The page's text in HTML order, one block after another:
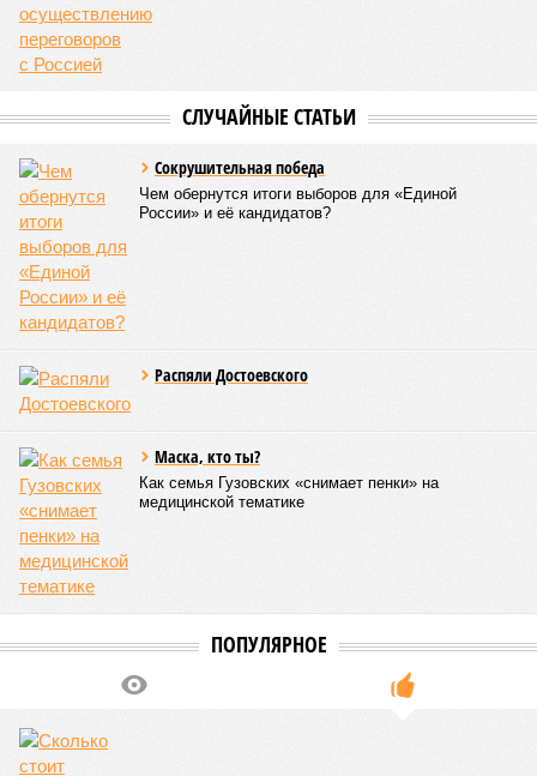
СЛУЧАЙНЫЕ СТАТЬИ
Сокрушительная победа
Чем обернутся итоги выборов для «Единой
России» и её кандидатов?
Распяли Достоевского
Маска, кто ты?
Как семья Гузовских «снимает пенки» на
медицинской тематике
ПОПУЛЯРНОЕ